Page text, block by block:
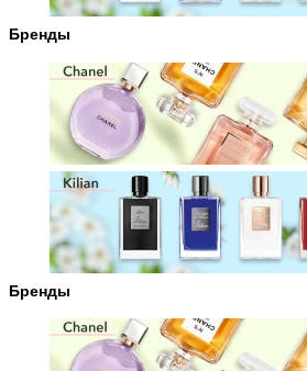
Бренды
Бренды